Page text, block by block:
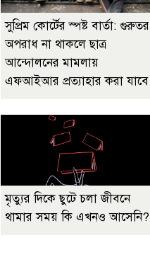
সুপ্রিম কোর্টের স্পষ্ট বার্তা: গুরুতর
অপরাধ না থাকলে ছাত্র
আন্দোলনের মামলায়
এফআইআর প্রত্যাহার করা যাবে
মৃত্যুর দিকে ছুটে চলা জীবনে
থামার সময় কি এখনও আসেনি?